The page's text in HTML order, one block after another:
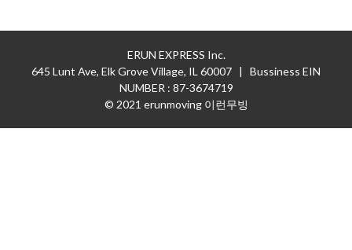
ERUN EXPRESS Inc.
645 Lunt Ave, Elk Grove Village, IL 60007 | Bussiness EIN
NUMBER : 87-3674719
© 2021 erunmoving 이런무빙